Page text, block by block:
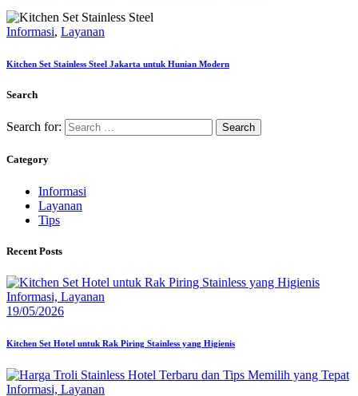
Informasi, Layanan
Kitchen Set Stainless Steel Jakarta untuk Hunian Modern
Search
Search for:
Category
Informasi
Layanan
Tips
Recent Posts
Informasi, Layanan
19/05/2026
Kitchen Set Hotel untuk Rak Piring Stainless yang Higienis
Informasi, Layanan